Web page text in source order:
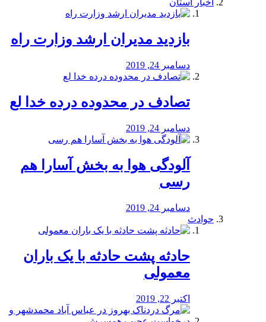
اخبار استان
بازدید مدیران ارشد وزارت راه
دسامبر 24, 2019
تصادف در محدوده درده خدا لع
دسامبر 24, 2019
آلودگی هوا به بخش آسارا هم
رسی
دسامبر 24, 2019
حوادث
️حادثه پشت حادثه با یک باران
معمولی
اکتبر 22, 2019